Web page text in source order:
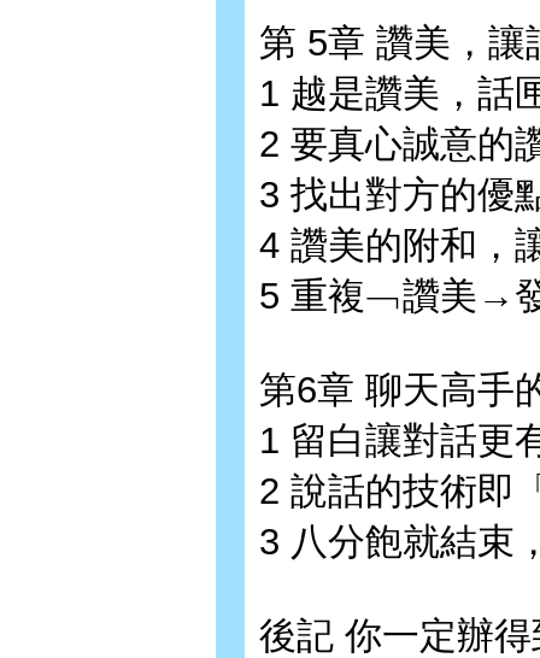
第 5章 讚美，讓
1 越是讚美，話
2 要真心誠意的
3 找出對方的優
4 讚美的附和，
5 重複﹁讚美→
第6章 聊天高手
1 留白讓對話更
2 說話的技術即
3 八分飽就結束
後記 你一定辦